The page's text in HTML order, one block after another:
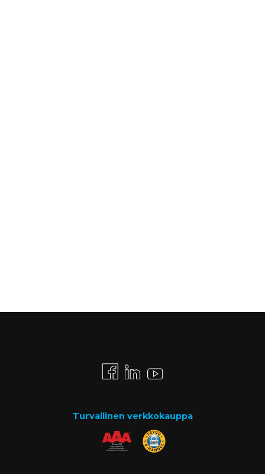
Turvallinen verkkokauppa